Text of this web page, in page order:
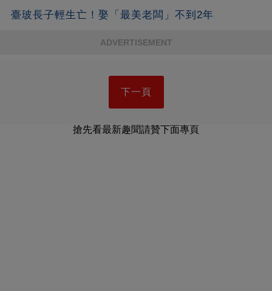
臺玻長子輕生亡！娶「最美老闆」不到2年
ADVERTISEMENT
下一頁
搶先看最新趣聞請贊下面專頁